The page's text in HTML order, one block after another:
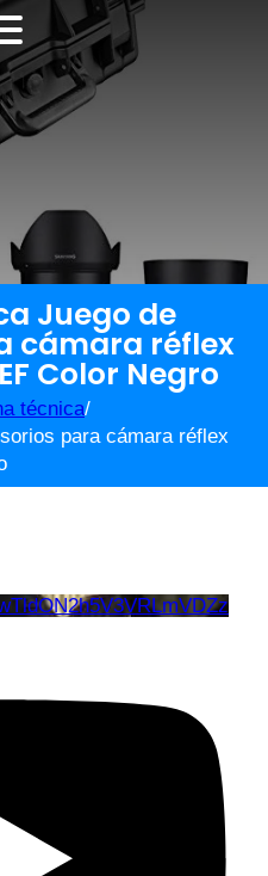
Juego de
cámara réflex
Color Negro
técnica/
para cámara réflex